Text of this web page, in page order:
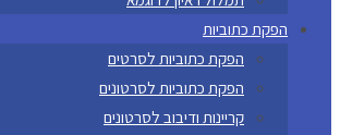
הפקת כתוביות
הפקת כתוביות לסרטים
הפקת כתוביות לסרטונים
קריינות ודיבוב לסרטונים